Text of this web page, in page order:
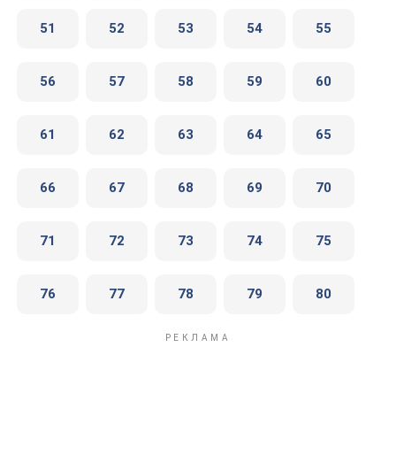
51 52 53 54 55
56 57 58 59 60
61 62 63 64 65
66 67 68 69 70
71 72 73 74 75
76 77 78 79 80